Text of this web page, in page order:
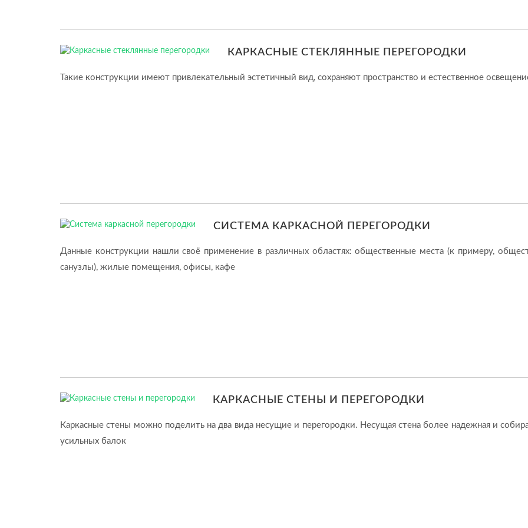
КАРКАСНЫЕ СТЕКЛЯННЫЕ ПЕРЕГОРОДКИ
Такие конструкции имеют привлекательный эстетичный вид, сохраняют пространство и естественное
СИСТЕМА КАРКАСНОЙ ПЕРЕГОРОДКИ
Данные конструкции нашли своё применение в различных областях: общественные места (к примеру,
санузлы), жилые помещения, офисы, кафе
КАРКАСНЫЕ СТЕНЫ И ПЕРЕГОРОДКИ
Каркасные стены можно поделить на два вида несущие и перегородки. Несущая стена более надежная и
усильных балок